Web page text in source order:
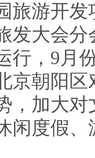
旅游开
发大会
行，9月
京朝阳
，加大
闲度假